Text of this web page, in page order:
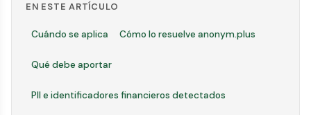
EN ESTE ARTÍCULO
Cuándo se aplica Cómo lo resuelve anonym.plus
Qué debe aportar
PII e identificadores financieros detectados